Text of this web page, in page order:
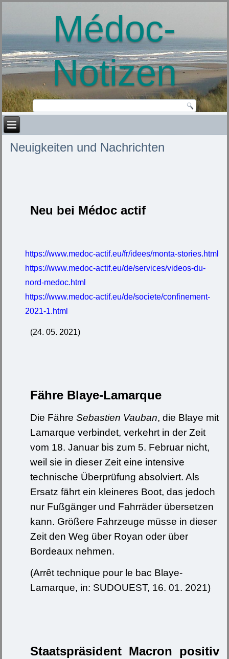
Médoc-
Notizen
Neuigkeiten und Nachrichten
Neu bei Médoc actif
https://www.medoc-actif.eu/fr/idees/monta-stories.html
https://www.medoc-actif.eu/de/services/videos-du-
nord-medoc.html
https://www.medoc-actif.eu/de/societe/confinement-
2021-1.html
(24. 05. 2021)
Fähre Blaye-Lamarque
Die FähreSebastien Vauban, die Blaye mit
Lamarque verbindet, verkehrt in der Zeit
vom 18. Januar bis zum 5. Februar nicht,
weil sie in dieser Zeit eine intensive
technische Überprüfung absolviert. Als
Ersatz fährt ein kleineres Boot, das jedoch
nur Fußgänger und Fahrräder übersetzen
kann. Größere Fahrzeuge müsse in dieser
Zeit den Weg über Royan oder über
Bordeaux nehmen.
(Arrêt technique pour le bac Blaye-
Lamarque, in: SUDOUEST, 16. 01. 2021)
Staatspräsident Macron positiv